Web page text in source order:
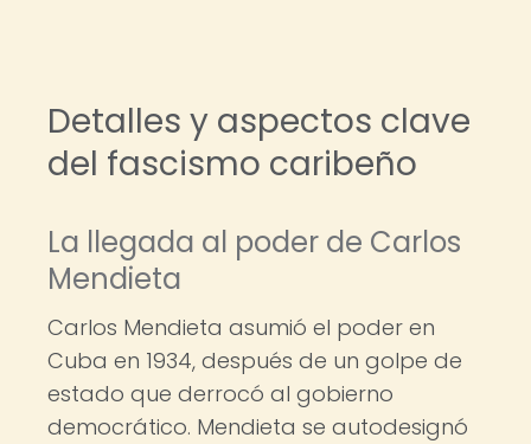
Detalles y aspectos clave
del fascismo caribeño
La llegada al poder de Carlos
Mendieta
Carlos Mendieta asumió el poder en
Cuba en 1934, después de un golpe de
estado que derrocó al gobierno
democrático. Mendieta se autodesignó